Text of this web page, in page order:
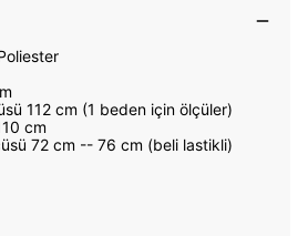
112 cm (1 beden için ölçüler)
cm
72 cm -- 76 cm (beli lastikli)